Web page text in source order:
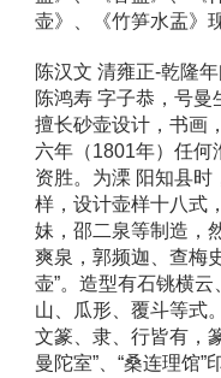
壶》、《竹笋水盂》
陈汉文 清雍正-乾隆
陈鸿寿 字子恭，号曼
擅长砂壶设计，书画
六年（1801年）任何
资胜。为溧 阳知县时
样，设计壶样十八式
妹，邵二泉等制造，
爽泉，郭频迦、查梅
壶”。造型有石铫横
山、瓜形、覆斗等式
文篆、隶、行皆有，
曼陀室”、“桑连理馆”